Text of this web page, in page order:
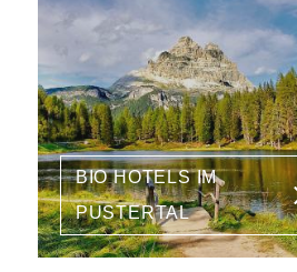
BIO HOTELS IM
PUSTERTAL